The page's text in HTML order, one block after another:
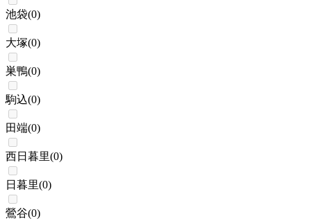
池袋(0)
大塚(0)
巣鴨(0)
駒込(0)
田端(0)
西日暮里(0)
日暮里(0)
鶯谷(0)